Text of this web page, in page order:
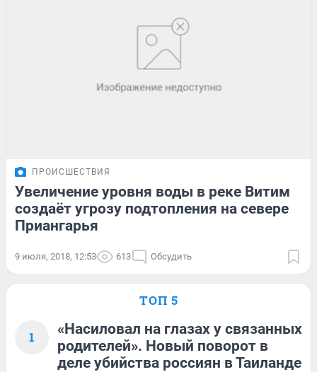
ПРОИСШЕСТВИЯ
Увеличение уровня воды в реке Витим
создаёт угрозу подтопления на севере
Приангарья
9 июля, 2018, 12:53 613 Обсудить
ТОП 5
1
«Насиловал на глазах у связанных
родителей». Новый поворот в
деле убийства россиян в Таиланде